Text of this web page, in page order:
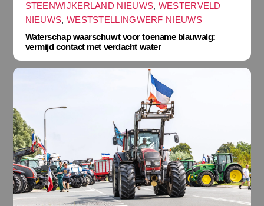
STEENWIJKERLAND NIEUWS, WESTERVELD
NIEUWS, WESTSTELLINGWERF NIEUWS
Waterschap waarschuwt voor toename blauwalg:
vermijd contact met verdacht water